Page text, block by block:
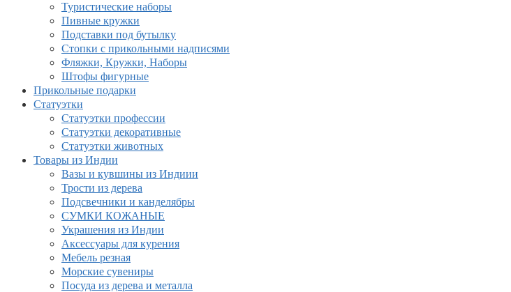
Туристические наборы
Пивные кружки
Подставки под бутылку
Стопки с прикольными надписями
Фляжки, Кружки, Наборы
Штофы фигурные
Прикольные подарки
Статуэтки
Статуэтки профессии
Статуэтки декоративные
Статуэтки животных
Товары из Индии
Вазы и кувшины из Индиии
Трости из дерева
Подсвечники и канделябры
СУМКИ КОЖАНЫЕ
Украшения из Индии
Аксессуары для курения
Мебель резная
Морские сувениры
Посуда из дерева и металла